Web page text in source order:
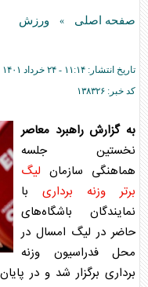
صفحه اصلی » ورزش
تاریخ انتشار: ۱۱:۱۴ - ۲۴ خرداد ۱۴۰۱ -
کد خبر: ۱۳۸۳۲۶
به گزارش راهبرد معاصر
نخستین جلسه
هماهنگی سازمان لیگ
برتر وزنه برداری با
نمایندگان باشگاه‌های
حاضر در لیگ امسال در
محل فدراسیون وزنه